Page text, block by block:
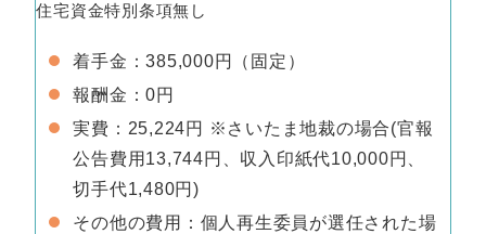
住宅資金特別条項無し
着手金：385,000円（固定）
報酬金：0円
実費：25,224円 ※さいたま地裁の場合(官報
公告費用13,744円、収入印紙代10,000円、
切手代1,480円)
その他の費用：個人再生委員が選任された場